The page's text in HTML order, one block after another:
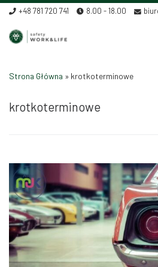
Skip to content
+48 781 720 741 8.00 - 18.00
Strona Główna » krotkoterminowe
krotkoterminowe